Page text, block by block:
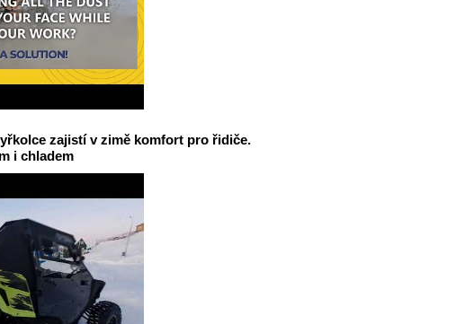
zajistí v zimě komfort pro řidiče.
i chladem